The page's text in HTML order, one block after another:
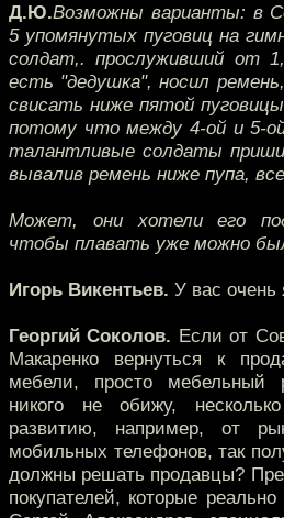
Д.Ю.Возможны варианты: в
5 упомянутых пуговиц на
солдат,. прослуживший от
есть "дедушка", носил
свисать ниже пятой
потому что между 4-ой и 5-
талантливые солдаты
вывалив ремень ниже пупа,
Может, они хотели его
чтобы плавать уже можно
Игорь Викентьев. У вас очень
Георгий Соколов. Если от
Макаренко вернуться к
мебели, просто
никого не обижу,
развитию, например, от
мобильных телефонов, так
должны решать продавцы?
покупателей, которые